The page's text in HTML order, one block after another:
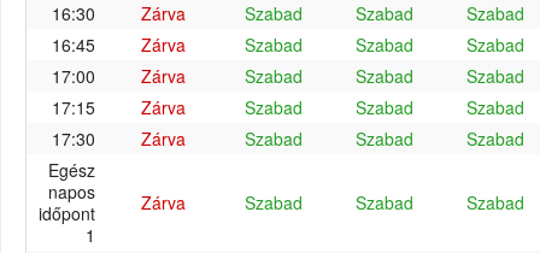
16:30 Zárva Szabad Szabad
Szabad
16:45
Zárva Szabad Szabad
Szabad
17:00
Zárva Szabad Szabad
Szabad
17:15
Zárva Szabad Szabad
Szabad
17:30
Zárva Szabad Szabad
Szabad
Egész
napos
időpont
1
Zárva Szabad Szabad Szabad